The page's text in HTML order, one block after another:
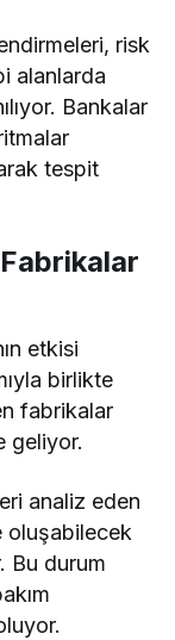
risk
alanlarda
Bankalar
tespit
etkisi
birlikte
fabrikalar
geliyor.
analiz eden
oluşabilecek
Bu durum